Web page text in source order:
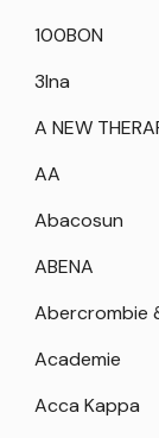
100BON
3Ina
A NEW
AA
Abacosun
ABENA
Abercrombie
Academie
Acca Kappa